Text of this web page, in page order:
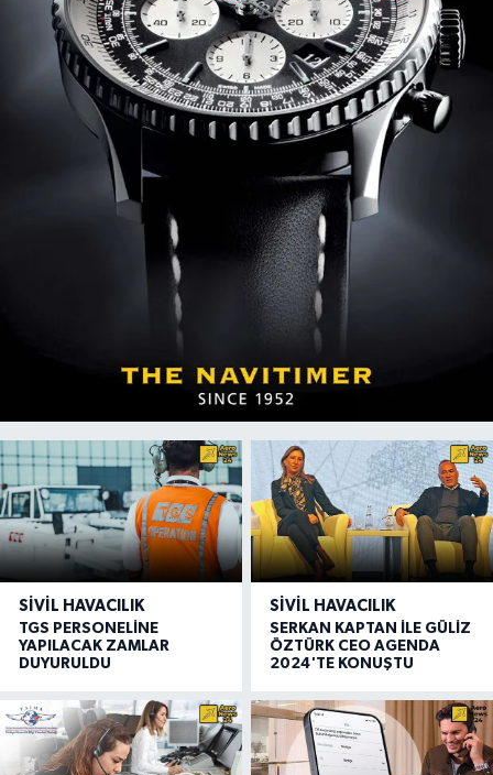
SIVIL HAVACILIK
TGS PERSONELİNE
YAPILACAK ZAMLAR
DUYURULDU
SIVIL HAVACILIK
SERKAN KAPTAN İLE GÜLİZ
ÖZTÜRK CEO AGENDA
2024'TE KONUŞTU